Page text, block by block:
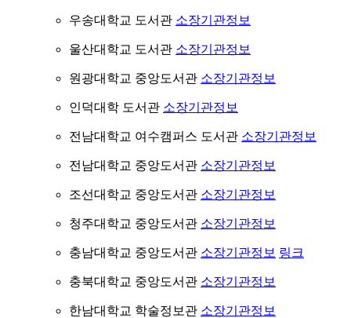
우송대학교 도서관 소장기관정보
울산대학교 도서관 소장기관정보
원광대학교 중앙도서관 소장기관정보
인덕대학 도서관 소장기관정보
전남대학교 여수캠퍼스 도서관 소장기관정보
전남대학교 중앙도서관 소장기관정보
조선대학교 중앙도서관 소장기관정보
청주대학교 중앙도서관 소장기관정보
충남대학교 중앙도서관 소장기관정보 링크
충북대학교 중앙도서관 소장기관정보
한남대학교 학술정보관 소장기관정보